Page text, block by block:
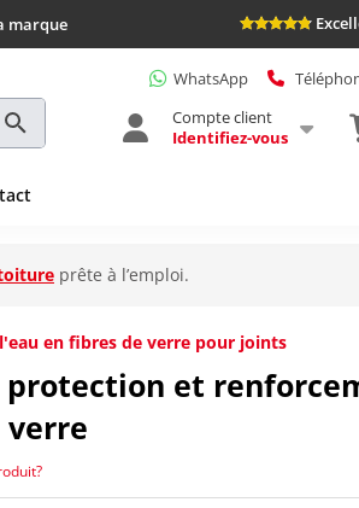
marque
WhatsApp
Compte client
Identifiez-vous
prête à l’emploi.
en fibres de verre pour joints
protection et